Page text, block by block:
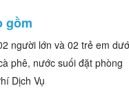
gồm
người lớn và 02 trẻ em
phê, nước suối đặt phòng
Dịch Vụ